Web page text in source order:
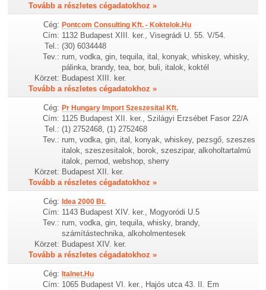
Tovább a részletes cégadatokhoz »
Cég: Pontcom Consulting Kft. - Koktelok.Hu
Cím: 1132 Budapest XIII. ker., Visegrádi U. 55. V/54.
Tel.: (30) 6034448
Tev.: rum, vodka, gin, tequila, ital, konyak, whiskey, whisky,
pálinka, brandy, tea, bor, buli, italok, koktél
Körzet: Budapest XIII. ker.
Tovább a részletes cégadatokhoz »
Cég: Pr Hungary Import Szeszesital Kft.
Cím: 1125 Budapest XII. ker., Szilágyi Erzsébet Fasor 22/A
Tel.: (1) 2752468, (1) 2752468
Tev.: rum, vodka, gin, ital, konyak, whiskey, pezsgő, szeszes
italok, szeszesitalok, borok, szeszipar, alkoholtartalmú
italok, pernod, webshop, sherry
Körzet: Budapest XII. ker.
Tovább a részletes cégadatokhoz »
Cég: Idea 2000 Bt.
Cím: 1143 Budapest XIV. ker., Mogyoródi U.5
Tev.: rum, vodka, gin, tequila, whisky, brandy,
számítástechnika, alkoholmentesek
Körzet: Budapest XIV. ker.
Tovább a részletes cégadatokhoz »
Cég: Italnet.Hu
Cím: 1065 Budapest VI. ker., Hajós utca 43. II. Em